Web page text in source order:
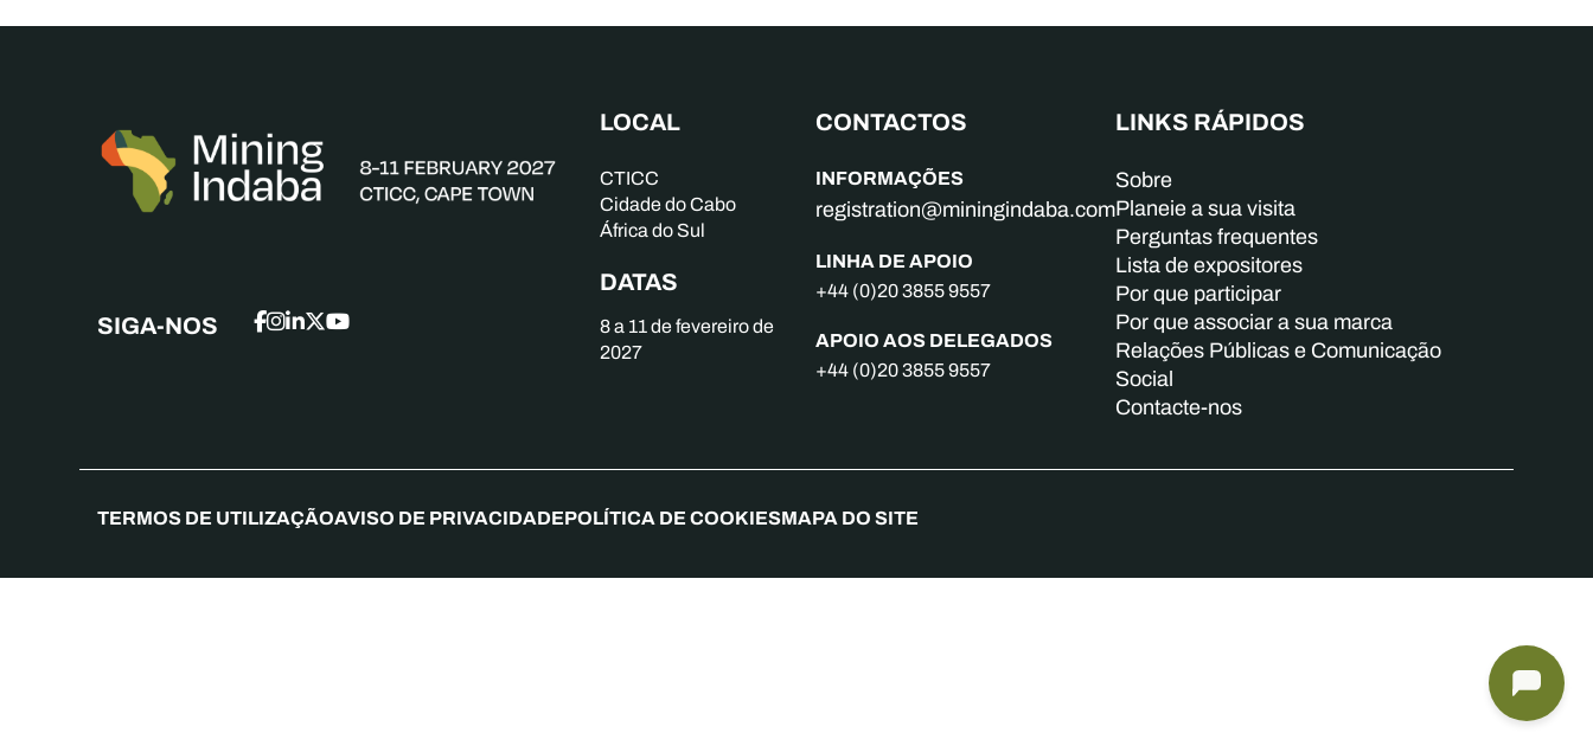
LOCAL
CTICC
Cidade do Cabo
África do Sul
DATAS
8 a 11 de fevereiro de
2027
CONTACTOS
INFORMAÇÕES
registration@miningindaba.com
LINHA DE APOIO
+44 (0)20 3855 9557
APOIO AOS DELEGADOS
+44 (0)20 3855 9557
LINKS RÁPIDOS
Sobre
Planeie a sua visita
Perguntas frequentes
Lista de expositores
Por que participar
Por que associar a sua marca
Relações Públicas e Comunicação
Social
Contacte-nos
SIGA-NOS
TERMOS DE UTILIZAÇÃOAVISO DE PRIVACIDADEPOLÍTICA DE COOKIESMAPA DO SITE